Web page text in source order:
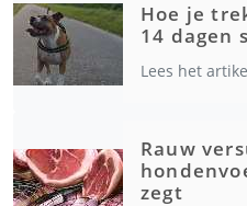
Hoe je
14 dagen
Lees het
Rauw
zegt